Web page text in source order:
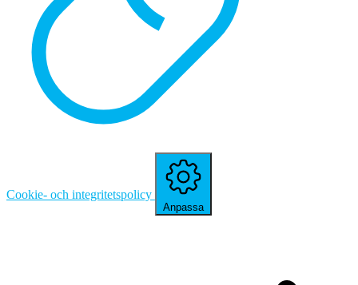
Cookie- och integritetspolicy
Anpassa